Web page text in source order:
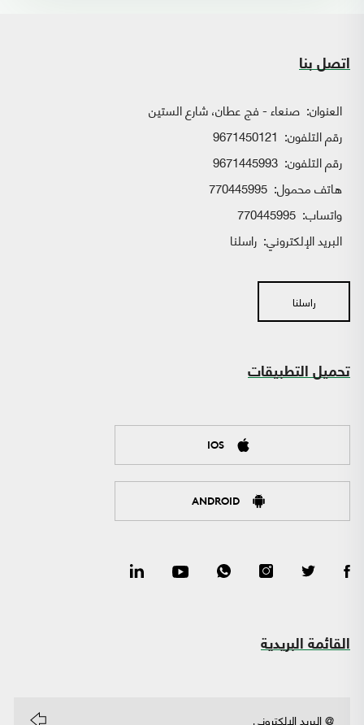
اتصل بنا
العنوان: صنعاء - فج عطان، شارع الستين
رقم التلفون: 9671450121
رقم التلفون: 9671445993
هاتف محمول: 770445995
واتساب:
البريد الإلكتروني: راسلنا
راسلنا
تحميل التطبيقات
IOS
ANDROID
القائمة البريدية